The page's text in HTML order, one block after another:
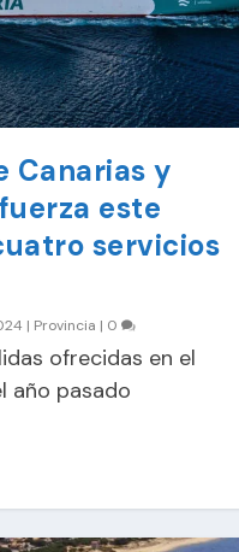
Canarias y
este
servicios
| Provincia | 0
ofrecidas en el
año pasado